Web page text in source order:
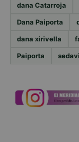
dana Catarroja
Dana Paiporta
dana xirivella
Paiporta